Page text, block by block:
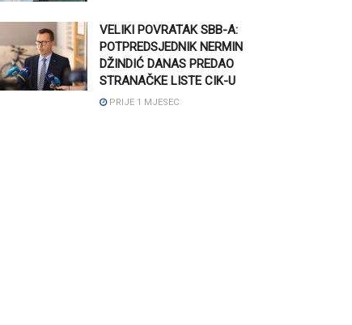
VELIKI POVRATAK SBB-A:
POTPREDSJEDNIK NERMIN
DŽINDIĆ DANAS PREDAO
STRANAČKE LISTE CIK-U
PRIJE 1 MJESEC